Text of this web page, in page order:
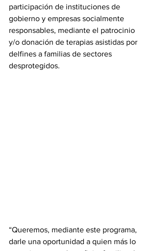
participación de instituciones de
gobierno y empresas socialmente
responsables, mediante el patrocinio
y/o donación de terapias asistidas por
delfines a familias de sectores
desprotegidos.
“Queremos, mediante este programa,
darle una oportunidad a quien más lo